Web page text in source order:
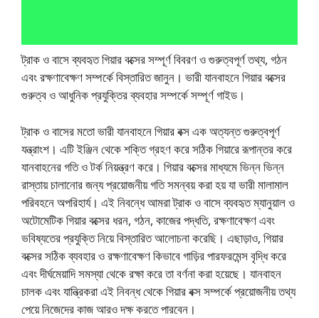
ট্রাক ও বাসে ব্যবহৃত গিয়ার বক্সের সম্পূর্ণ বিবরণ ও গুরুত্বপূর্ণ তথ্য, গঠন
এবং রক্ষণাবেক্ষণ সম্পর্কে বিস্তারিত জানুন। ভারী যানবাহনে গিয়ার বক্সের
গুরুত্ব ও আধুনিক প্রযুক্তির ব্যবহার সম্পর্কে সম্পূর্ণ গাইড।
ট্রাক ও বাসের মতো ভারী যানবাহনে গিয়ার বক্স এক অত্যন্ত গুরুত্বপূর্ণ
যন্ত্রাংশ। এটি ইঞ্জিন থেকে শক্তি গ্রহণ করে সঠিক গিয়ারে রূপান্তর করে
যানবাহনের গতি ও টর্ক নিয়ন্ত্রণ করে। গিয়ার বক্সের মাধ্যমে ভিন্ন ভিন্ন
রাস্তায় চালানোর জন্য প্রয়োজনীয় গতি সমন্বয় করা হয় যা ভারী মালামাল
পরিবহনে অপরিহার্য। এই নিবন্ধে আমরা ট্রাক ও বাসে ব্যবহৃত ম্যানুয়াল ও
অটোমেটিক গিয়ার বক্সের ধরন, গঠন, কাজের পদ্ধতি, রক্ষণাবেক্ষণ এবং
ভবিষ্যতের প্রযুক্তি নিয়ে বিস্তারিত আলোচনা করেছি। এছাড়াও, গিয়ার
বক্সের সঠিক ব্যবহার ও রক্ষণাবেক্ষণ কিভাবে গাড়ির পারফরমেন্স বৃদ্ধি করে
এবং দীর্ঘমেয়াদি সমস্যা থেকে রক্ষা করে তা বর্ণনা করা হয়েছে। যানবাহন
চালক এবং যান্ত্রিকরা এই নিবন্ধ থেকে গিয়ার বক্স সম্পর্কে প্রয়োজনীয় তথ্য
পেয়ে নিজেদের কাজ আরও দক্ষ করতে পারবেন।